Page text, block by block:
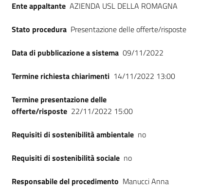
Seguici
Ente appaltante AZIENDA USL DELLA ROMAGNA
Stato procedura Presentazione delle offerte/risposte
Data di pubblicazione a sistema 09/11/2022
Termine richiesta chiarimenti 14/11/2022 13:00
Termine presentazione delle
offerte/risposte 22/11/2022 15:00
Requisiti di sostenibilità ambientale no
Requisiti di sostenibilità sociale no
Responsabile del procedimento Manucci Anna